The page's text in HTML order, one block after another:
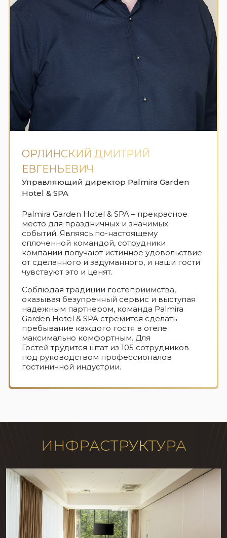
ОРЛИНСКИЙ ДМИТРИЙ
ЕВГЕНЬЕВИЧ
Управляющий директор Palmira Garden
Hotel & SPA
Palmira Garden Hotel & SPA – прекрасное
место для праздничных и значимых
событий. Являясь по-настоящему
сплоченной командой, сотрудники
компании получают истинное удовольствие
от сделанного и задуманного, и наши гости
чувствуют это и ценят.
Соблюдая традиции гостеприимства,
оказывая безупречный сервис и выступая
надежным партнером, команда Palmira
Garden Hotel & SPA стремится сделать
пребывание каждого гостя в отеле
максимально комфортным. Для
Гостей трудится штат из 105 сотрудников
под руководством профессионалов
гостиничной индустрии.
ИНФРАСТРУКТУРА